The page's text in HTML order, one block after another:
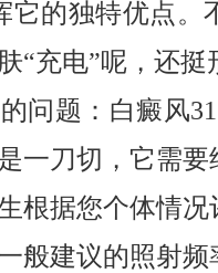
它的独特优点。
“充电”呢，还挺
问题：白癜风
一刀切，它需要
根据您个体情
般建议的照射